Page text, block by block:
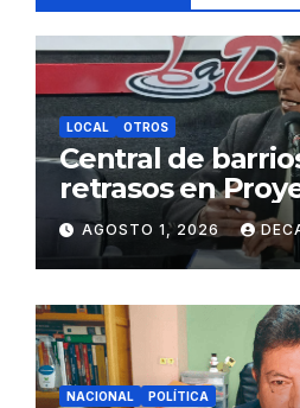
LOCAL OTROS
Central de
retrasos en
de Agua y
Juliaca
AGOSTO 1, 2026
NACIONAL POLÍTICA